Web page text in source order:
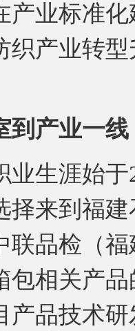
产业标准
织产业转
到产业一
涯始于
择来到福
联品检（
包相关产
产品技术